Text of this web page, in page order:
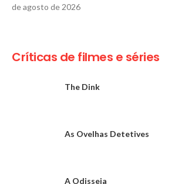
de agosto de 2026
Críticas de filmes e séries
The Dink
As Ovelhas Detetives
A Odisseia